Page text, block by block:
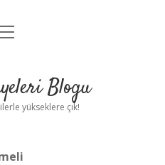
Uyarı Blogu
yükseklere çık!